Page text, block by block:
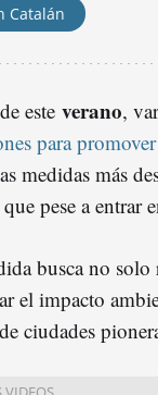
Catalán
este verano,
para
medidas más
pese a entrar
busca no
el impacto
ciudades